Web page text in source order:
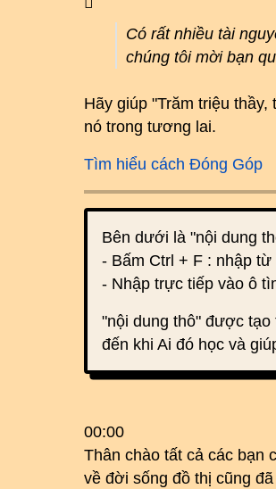
Có rất nhiều tài
chúng tôi mời bạn
Hãy giúp "Trăm triệu
nó trong tương lai.
Tìm hiểu cách Đóng Góp
Bên dưới là "nội dung
- Bấm Ctrl + F : nhập
- Nhập trực tiếp vào ô
"nội dung thô" được
đến khi Ai đó học và
00:00
Thân chào tất cả các bạn
về đời sống đồ thị cũng